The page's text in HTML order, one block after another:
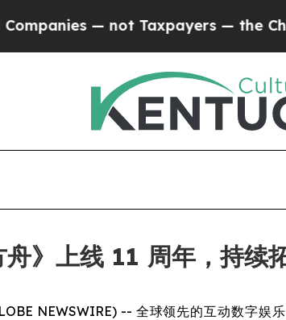
— not Taxpayers — the Chance
》上线 11 周年，持续
NEWSWIRE) -- 全球领先的互动数字